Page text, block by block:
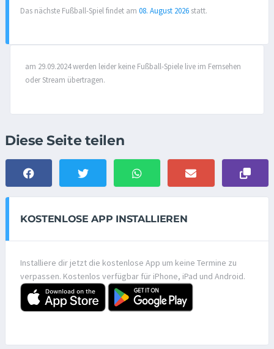
Das nächste Fußball-Spiel findet am 08. August 2026 statt.
am 29.09.2024 werden leider keine Fußball-Spiele live im Fernsehen
oder Stream übertragen.
Diese Seite teilen
KOSTENLOSE APP INSTALLIEREN
Installiere dir jetzt die kostenlose App um keine Termine zu
verpassen. Kostenlos verfügbar für iPhone, iPad und Android.